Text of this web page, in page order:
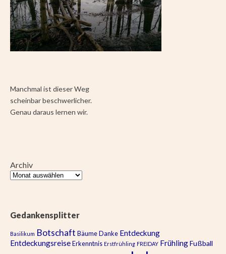
Manchmal ist dieser Weg
scheinbar beschwerlicher.
Genau daraus lernen wir.
Archiv
Gedankensplitter
Basilikum Botschaft Bäume Danke Entdeckung
Entdeckungsreise Erkenntnis Erstfrühling FREIDAY FrühlingFußball